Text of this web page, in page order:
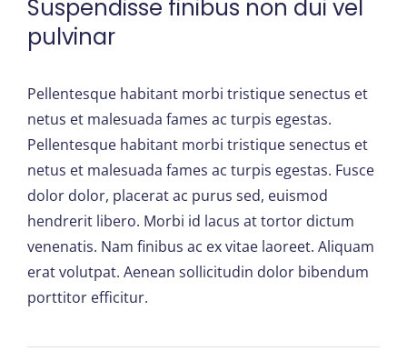
Suspendisse finibus non dui vel
pulvinar
Pellentesque habitant morbi tristique senectus et
netus et malesuada fames ac turpis egestas.
Pellentesque habitant morbi tristique senectus et
netus et malesuada fames ac turpis egestas. Fusce
dolor dolor, placerat ac purus sed, euismod
hendrerit libero. Morbi id lacus at tortor dictum
venenatis. Nam finibus ac ex vitae laoreet. Aliquam
erat volutpat. Aenean sollicitudin dolor bibendum
porttitor efficitur.